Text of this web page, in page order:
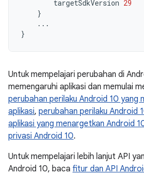
targetSdkVersion 29
}
...
}
Untuk mempelajari perubahan di
memengaruhi aplikasi dan memulai
perubahan perilaku Android 10 yang
aplikasi, perubahan perilaku Android
aplikasi yang menargetkan Android
privasi Android 10.
Untuk mempelajari lebih lanjut API
Android 10, baca fitur dan API